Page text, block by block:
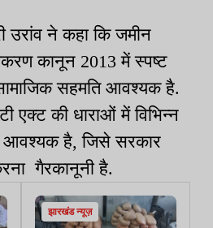
उरांव ने कहा कि जमीन
कानून 2013 में स्पष्ट
सहमति आवश्यक है.
एक्ट की धाराओं में विभिन्न
आवश्यक है, जिसे सरकार
गैरकानूनी है.
झारखंड न्यूज़